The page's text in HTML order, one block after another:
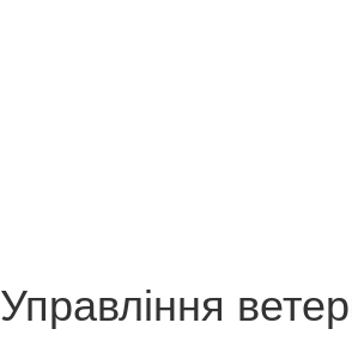
Управління